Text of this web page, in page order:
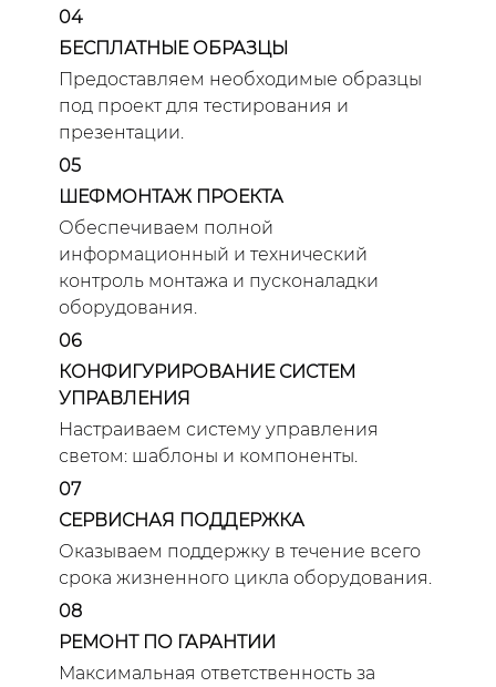
04
БЕСПЛАТНЫЕ ОБРАЗЦЫ
Предоставляем необходимые образцы
под проект для тестирования и
презентации.
05
ШЕФМОНТАЖ ПРОЕКТА
Обеспечиваем полной
информационный и технический
контроль монтажа и пусконаладки
оборудования.
06
КОНФИГУРИРОВАНИЕ СИСТЕМ
УПРАВЛЕНИЯ
Настраиваем систему управления
светом: шаблоны и компоненты.
07
СЕРВИСНАЯ ПОДДЕРЖКА
Оказываем поддержку в течение всего
срока жизненного цикла оборудования.
08
РЕМОНТ ПО ГАРАНТИИ
Максимальная ответственность за